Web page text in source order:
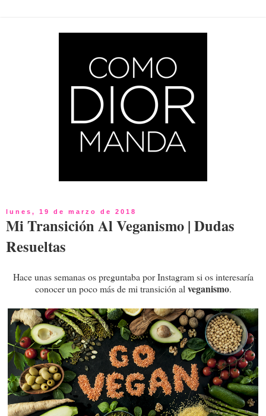
lunes, 19 de marzo de 2018
Mi Transición Al Veganismo | Dudas
Resueltas
Hace unas semanas os preguntaba por Instagram si os interesaría
conocer un poco más de mi transición al veganismo.